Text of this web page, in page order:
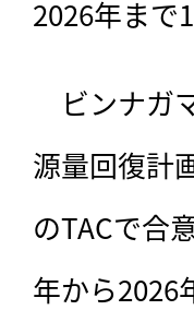
2026年まで
ビンナガ
源量回復計
のTACで合
年から2026